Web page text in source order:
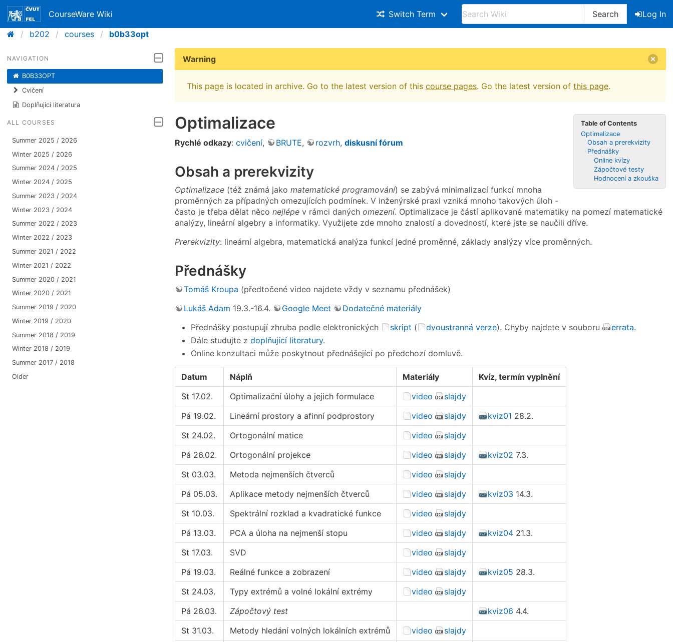
CourseWare Wiki Switch Term Search
Log In
b202
courses b0b33opt
NAVIGATION
B0B33OPT
Cvičení
Doplňující literatura
ALL COURSES
Summer 2025 / 2026
Winter 2025 / 2026
Summer 2024 / 2025
Winter 2024 / 2025
Summer 2023 / 2024
Winter 2023 / 2024
Summer 2022 / 2023
Winter 2022 / 2023
Summer 2021 / 2022
Winter 2021 / 2022
Summer 2020 / 2021
Winter 2020 / 2021
Summer 2019 / 2020
Winter 2019 / 2020
Summer 2018 / 2019
Winter 2018 / 2019
Summer 2017 / 2018
Older
Warning
This page is located in archive. Go to the latest version of this course pages. Go the latest version of this page.
Table of Contents
Optimalizace
Obsah a prerekvizity
Přednášky
Online kvízy
Zápočtové testy
Hodnocení a zkouška
Optimalizace
Rychlé odkazy: cvičení, BRUTE, rozvrh, diskusní fórum
Obsah a prerekvizity
Optimalizace (též známá jako matematické programování) se zabývá minimalizací funkcí mnoha
proměnných za případných omezujících podmínek. V inženýrské praxi vzniká mnoho takových úloh -
často je třeba dělat něco nejlépe v rámci daných omezení. Optimalizace je částí aplikované matematiky na pomezí matematické
analýzy, lineární algebry a informatiky. Využijete zde mnoho znalostí a dovedností, které jste se naučili dříve.
Prerekvizity: lineární algebra, matematická analýza funkcí jedné proměnné, základy analýzy více proměnných.
Přednášky
Tomáš Kroupa (předtočené video najdete vždy v seznamu přednášek)
Lukáš Adam 19.3.-16.4. Google Meet
Dodatečné materiály
Přednášky postupují zhruba podle elektronických
skript ( dvoustranná verze). Chyby najdete v souboru errata.
Dále studujte z doplňující literatury.
Online konzultaci může poskytnout přednášející po předchozí domluvě.
Datum Náplň Materiály
Kvíz, termín vyplnění
St 17.02.
Optimalizační úlohy a jejich formulace video
slajdy
Pá 19.02.
Lineární prostory a afinní podprostory video slajdy kviz01 28.2.
St 24.02.
Ortogonální matice video
slajdy
Pá 26.02.
Ortogonální projekce video slajdy kviz02 7.3.
St 03.03.
Metoda nejmenších čtverců video
slajdy
Pá 05.03.
Aplikace metody nejmenších čtverců video slajdy kviz03 14.3.
St 10.03.
Spektrální rozklad a kvadratické funkce video
slajdy
Pá 13.03.
PCA a úloha na nejmenší stopu video slajdy kviz04 21.3.
St 17.03.
SVD video
slajdy
Pá 19.03.
Reálné funkce a zobrazení video slajdy kviz05 28.3.
St 24.03.
Typy extrémů a volné lokální extrémy video
slajdy
Pá 26.03.
Zápočtový test kviz06 4.4.
St 31.03.
Metody hledání volných lokálních extrémů video
slajdy